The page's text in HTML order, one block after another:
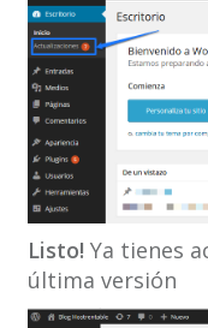
Listo! Ya tienes
última versión